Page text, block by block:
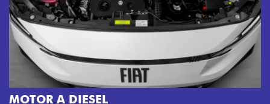
MOTOR A DIESEL